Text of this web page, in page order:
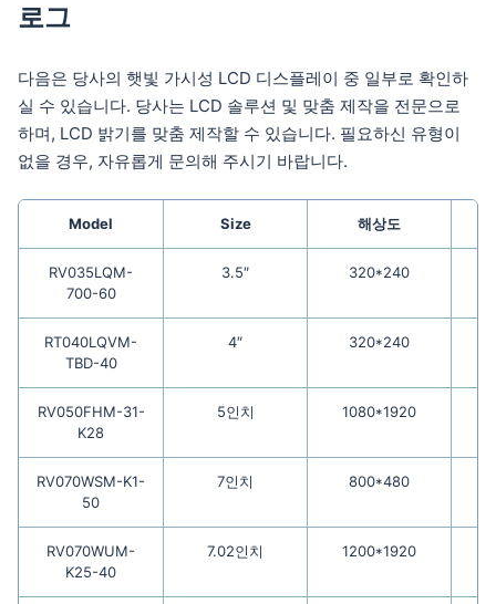
로그
다음은 당사의 햇빛 가시성 LCD 디스플레이 중 일부로 확인하
실 수 있습니다. 당사는 LCD 솔루션 및 맞춤 제작을 전문으로
하며, LCD 밝기를 맞춤 제작할 수 있습니다. 필요하신 유형이
없을 경우, 자유롭게 문의해 주시기 바랍니다.
Model Size 해상도
RV035LQM-
700-60
3.5″ 320*240
RT040LQVM-
TBD-40
4″ 320*240
RV050FHM-31-
K28
5인치 1080*1920
RV070WSM-K1-
50
7인치 800*480
RV070WUM-
K25-40
7.02인치 1200*1920